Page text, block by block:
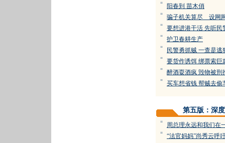
= 阳春到 苗木俏
= 骗子机关算尽 设网
= 要想进港干活 先听民
= 护卫春耕生产
= 民警勇抓贼 一查
= 要货作诱饵 绑票
= 醉酒耍酒疯 毁物
= 买车想省钱 帮贼
第五版：深度
= 周总理永远和我们在
=
“法官妈妈”尚秀云呼